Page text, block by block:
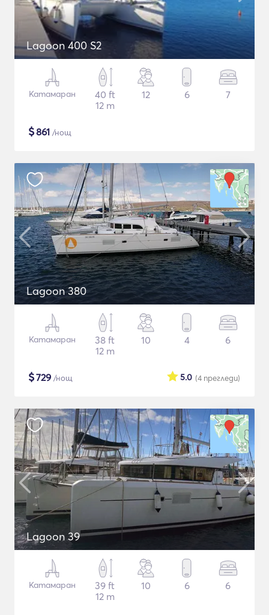
Lagoon 400 S2
Катамаран
40 ft
12 m
12 6 7
$861 /нощ
Lagoon 380
Катамаран
38 ft
12 m
10 4 6
$729 /нощ (4 прегледи)
5.0
Lagoon 39
Катамаран
39 ft
12 m
10 6 6